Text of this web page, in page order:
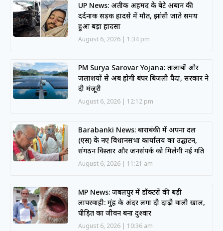
UP News: अतीक अहमद के बेटे अबान की
दर्दनाक सड़क हादसे में मौत, झांसी जाते समय
हुआ बड़ा हादसा
August 6, 2026 1:34 pm
PM Surya Sarovar Yojana: तालाबों और
जलाशयों से अब होगी बंपर बिजली पैदा, सरकार ने
दी मंजूरी
August 6, 2026 12:12 pm
Barabanki News: बाराबंकी में अपना दल
(एस) के नए विधानसभा कार्यालय का उद्घाटन,
संगठन विस्तार और जनसंपर्क को मिलेगी नई गति
August 6, 2026 11:21 am
MP News: जबलपुर में डॉक्टरों की बड़ी
लापरवाही: मुंह के अंदर लगा दी दाढ़ी वाली खाल,
पीड़ित का जीवन बना दुश्वार
August 6, 2026 10:36 am